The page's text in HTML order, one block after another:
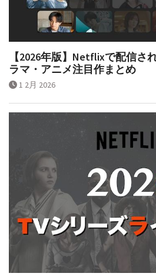
【2026年版】Netflixで配信さ
ラマ・アニメ注目作まとめ
1 2月 2026